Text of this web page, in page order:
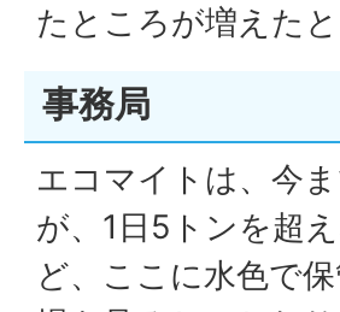
たところが増えた
事務局
エコマイトは、今
が、1日5トンを超
ど、ここに水色で